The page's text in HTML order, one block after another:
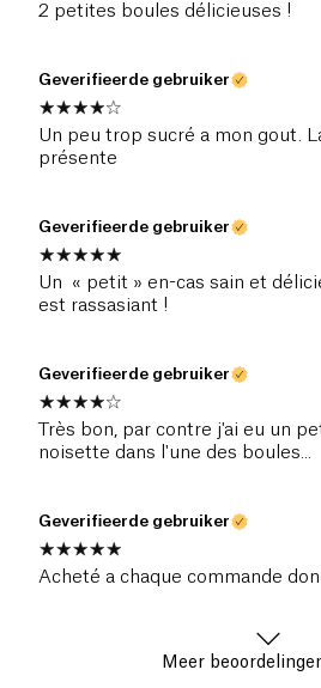
2 petites boules délicieuses !
Geverifieerde gebruiker
Un peu trop sucré a mon gout.
présente
Geverifieerde gebruiker
Un « petit » en-cas sain et
est rassasiant !
Geverifieerde gebruiker
Très bon, par contre j'ai eu un
noisette dans l'une des boules...
Geverifieerde gebruiker
Acheté a chaque commande
Meer